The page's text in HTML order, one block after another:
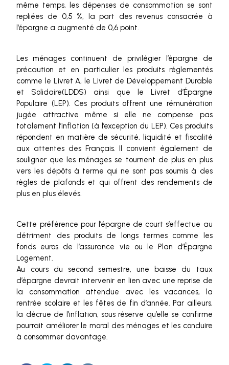
même temps, les dépenses de consommation se sont
repliées de 0,5 %, la part des revenus consacrée à
l’épargne a augmenté de 0,6 point.
Les ménages continuent de privilégier l’épargne de
précaution et en particulier les produits réglementés
comme le Livret A, le Livret de Développement Durable
et Solidaire(LDDS) ainsi que le Livret d’Épargne
Populaire (LEP). Ces produits offrent une rémunération
jugée attractive même si elle ne compense pas
totalement l’inflation (à l’exception du LEP). Ces produits
répondent en matière de sécurité, liquidité et fiscalité
aux attentes des Français. Il convient également de
souligner que les ménages se tournent de plus en plus
vers les dépôts à terme qui ne sont pas soumis à des
règles de plafonds et qui offrent des rendements de
plus en plus élevés.
Cette préférence pour l’épargne de court s’effectue au
détriment des produits de longs termes comme les
fonds euros de l’assurance vie ou le Plan d’Épargne
Logement.
Au cours du second semestre, une baisse du taux
d’épargne devrait intervenir en lien avec une reprise de
la consommation attendue avec les vacances, la
rentrée scolaire et les fêtes de fin d’année. Par ailleurs,
la décrue de l’inflation, sous réserve qu’elle se confirme
pourrait améliorer le moral des ménages et les conduire
à consommer davantage.